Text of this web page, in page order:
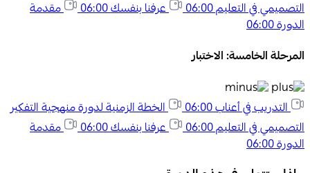
التصميمي في التعليم06:00 عرفنا بنفسك06:00
مقدمة
الدورة06:00
المرحلة الخامسة: الاختبار
التدريب في أعناب06:00
الخطة الزمنية لدورة منهجية التفكير
التصميمي في التعليم06:00 عرفنا بنفسك06:00
مقدمة
الدورة06:00